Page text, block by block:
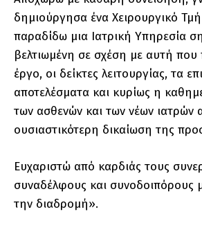
δημιούργησα ένα Χειρουργικό
παραδίδω μια Ιατρική Υπηρεσία
βελτιωμένη σε σχέση με αυτή
έργο, οι δείκτες λειτουργίας, τα
αποτελέσματα και κυρίως η
των ασθενών και των νέων ιατρών
ουσιαστικότερη δικαίωση της
Ευχαριστώ από καρδιάς τους
συναδέλφους και συνοδοιπόρους
την διαδρομή».